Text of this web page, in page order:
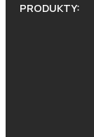
PRODUKTY: